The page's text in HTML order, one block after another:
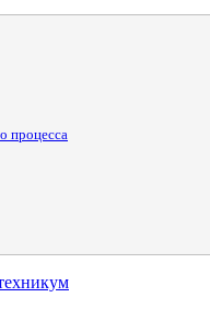
процесса